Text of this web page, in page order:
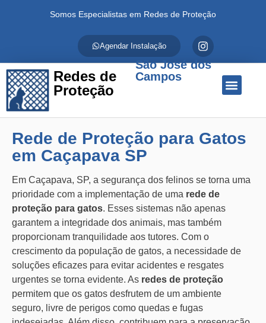
Somos Especialistas em Redes de Proteção
Agendar Instalação
Redes de
Proteção
São José dos
Campos
Rede de Proteção para Gatos
em Caçapava SP
Em Caçapava, SP, a segurança dos felinos se torna uma
prioridade com a implementação de uma rede de
proteção para gatos. Esses sistemas não apenas
garantem a integridade dos animais, mas também
proporcionam tranquilidade aos tutores. Com o
crescimento da população de gatos, a necessidade de
soluções eficazes para evitar acidentes e resgates
urgentes se torna evidente. As redes de proteção
permitem que os gatos desfrutem de um ambiente
seguro, livre de perigos como quedas e fugas